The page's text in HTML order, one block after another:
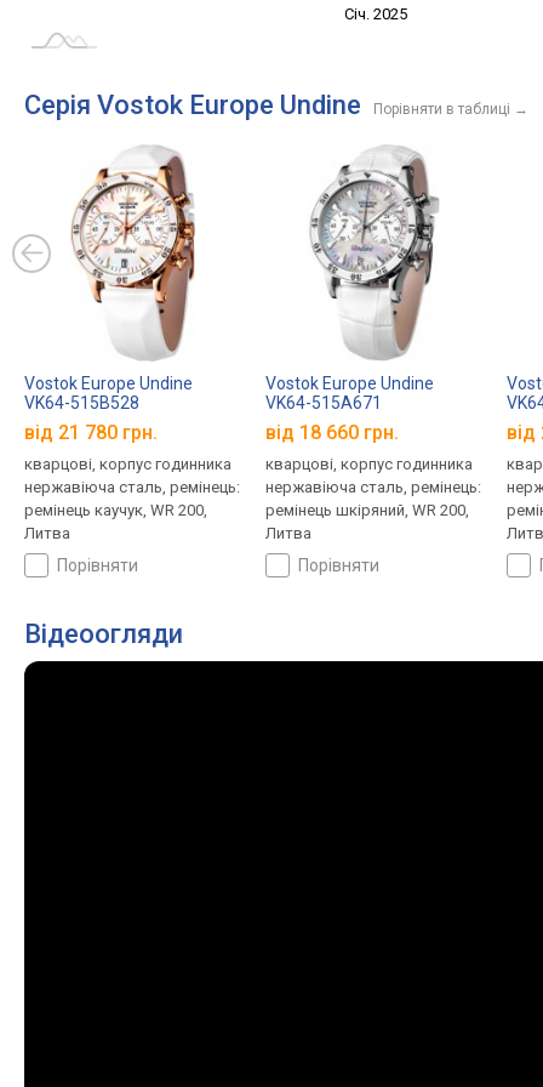
Січ. 2025
Серія Vostok Europe Undine Порівняти в таблиці →
Vostok Europe Undine
VK64-515B528
від 21 780 грн.
кварцові, корпус годинника
нержавіюча сталь, ремінець:
ремінець каучук, WR 200,
Литва
порівняти
Vostok Europe Undine
VK64-515A671
від 18 660 грн.
кварцові, корпус годинника
нержавіюча сталь, ремінець:
ремінець шкіряний, WR 200,
Литва
порівняти
від
Відеоогляди